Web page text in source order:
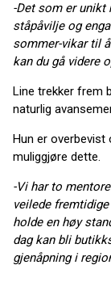
-Det som er unikt
ståpåvilje og
sommer-vikar til
kan du gå videre
Line trekker frem
naturlig
Hun er
muliggjøre dette.
-Vi har to
veilede
holde en høy
dag kan bli
gjenåpning i